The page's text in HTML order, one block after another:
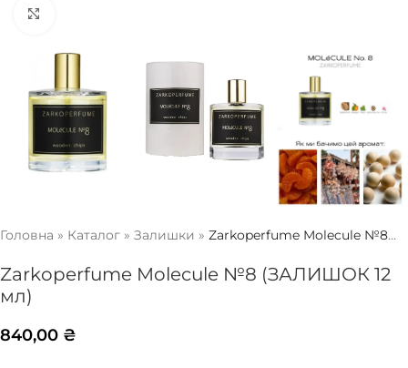
Головна » Каталог » Залишки » Zarkoperfume Molecule №8
Zarkoperfume Molecule №8 (ЗАЛИШОК 12
мл)
840,00 ₴